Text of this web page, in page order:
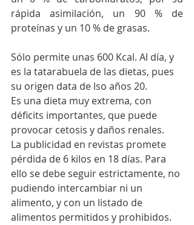
rápida asimilación, un 90 % de
proteínas y un 10 % de grasas.
Sólo permite unas 600 Kcal. Al día, y
es la tatarabuela de las dietas, pues
su origen data de lso años 20.
Es una dieta muy extrema, con
déficits importantes, que puede
provocar cetosis y daños renales.
La publicidad en revistas promete
pérdida de 6 kilos en 18 días. Para
ello se debe seguir estrictamente, no
pudiendo intercambiar ni un
alimento, y con un listado de
alimentos permitidos y prohibidos.